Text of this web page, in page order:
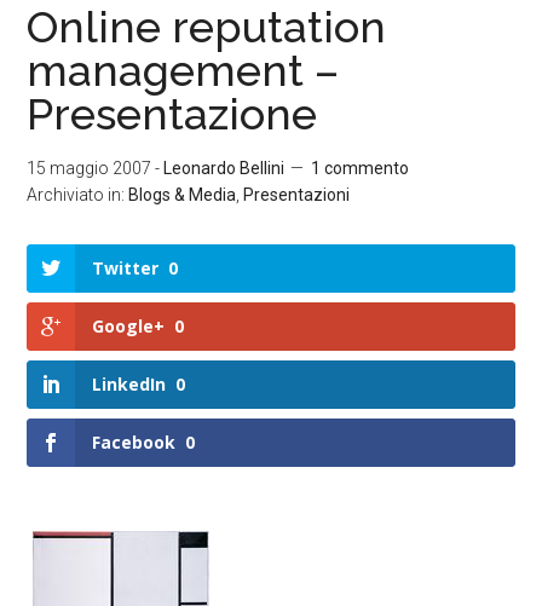
Online reputation
management –
Presentazione
15 maggio 2007 - Leonardo Bellini
1 commento
Archiviato in: Blogs & Media Presentazioni
Twitter 0
Google+ 0
LinkedIn 0
Facebook 0